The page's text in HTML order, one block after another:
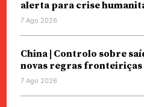
alerta para crise
7 Ago 2026
China | Controlo sobre
novas regras fronteiriças
7 Ago 2026